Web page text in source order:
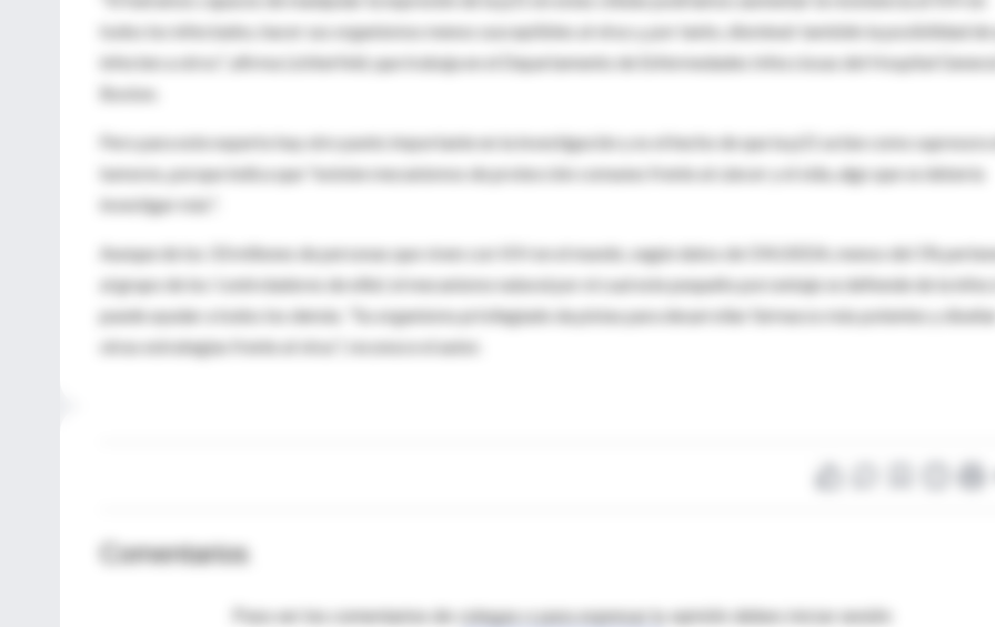
todos los infectados, hacer sus organismos menos susceptibles al virus y, por tanto, disminuir también la posibilidad de
infecten a otros", afirma Lichterfeld, que trabaja en el Departamento de Enfermedades Infecciosas del Hospital
Boston.
Pero para este experto hay otro punto importante en la investigación y es el hecho de que la p21 actúe como supresora
tumores, porque indica que "existen mecanismos de protección comunes frente al cáncer y el sida, algo que se debería
investigar más".
Aunque de los 33 millones de personas que viven con VIH en el mundo, según datos de ONUSIDA, menos del 1%
al grupo de los 'controladores de elite', el mecanismo natural por el cual este pequeño porcentaje se defiende de la
puede ayudar a todos los demás. "Su organismo privilegiado da pistas para desarrollar fármacos más potentes y
otras estrategias frente al virus", reconoce el autor.
Comentarios
Para ver los comentarios de colegas o para expresar tu opinión debes iniciar sesión